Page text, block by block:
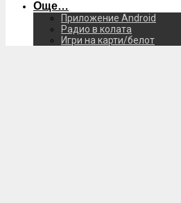
Още…
Приложение Android
Радио в колата
Игри на карти/белот